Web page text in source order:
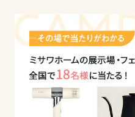
香川県
愛媛県